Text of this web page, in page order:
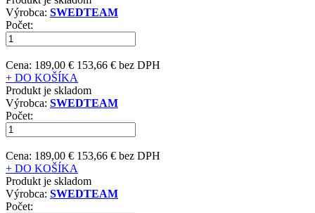
Výrobca: SWEDTEAM
Počet:
Cena: 189,00 € 153,66 € bez DPH
+ DO KOŠÍKA
Produkt je skladom
Výrobca: SWEDTEAM
Počet:
Cena: 189,00 € 153,66 € bez DPH
+ DO KOŠÍKA
Produkt je skladom
Výrobca: SWEDTEAM
Počet: